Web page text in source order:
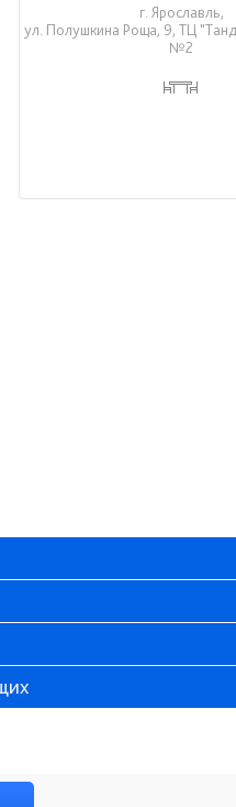
г. Ярославль,
ул. Полушкина Роща, 9, ТЦ
№2